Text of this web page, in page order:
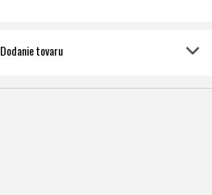
Dodanie tovaru